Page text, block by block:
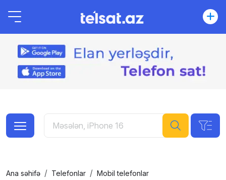
Ana səhifə Telefonlar Mobil telefonlar